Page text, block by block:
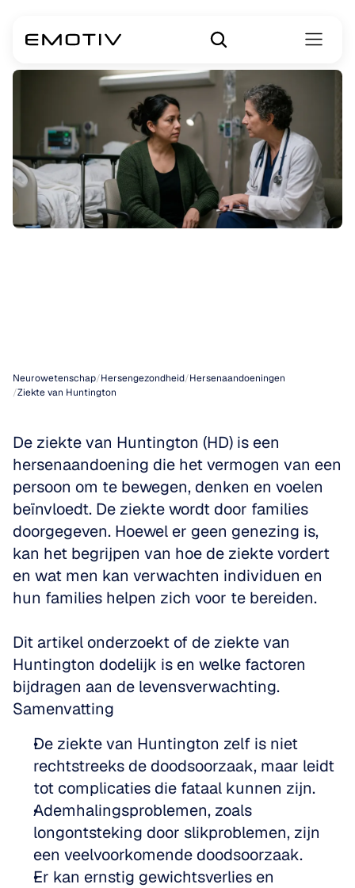
Neurowetenschap/Hersengezondheid/Hersenaandoeningen
/Ziekte van Huntington
De ziekte van Huntington (HD) is een
hersenaandoening die het vermogen van een
persoon om te bewegen, denken en voelen
beïnvloedt. De ziekte wordt door families
doorgegeven. Hoewel er geen genezing is,
kan het begrijpen van hoe de ziekte vordert
en wat men kan verwachten individuen en
hun families helpen zich voor te bereiden.
Dit artikel onderzoekt of de ziekte van
Huntington dodelijk is en welke factoren
bijdragen aan de levensverwachting.
Samenvatting
De ziekte van Huntington zelf is niet
rechtstreeks de doodsoorzaak, maar leidt
tot complicaties die fataal kunnen zijn.
Ademhalingsproblemen, zoals
longontsteking door slikproblemen, zijn
een veelvoorkomende doodsoorzaak.
Er kan ernstig gewichtsverlies en